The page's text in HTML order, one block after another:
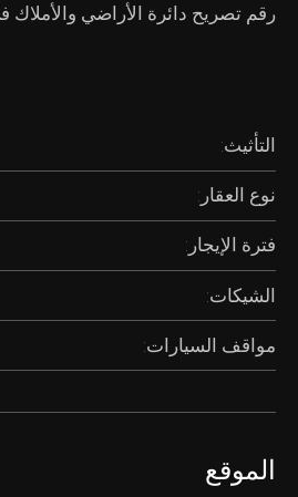
رقم تصريح دائرة الأراضي والأملاك
التأثيث:
نوع العقار:
فترة الإيجار:
الشيكات:
مواقف السيارات:
الموقع